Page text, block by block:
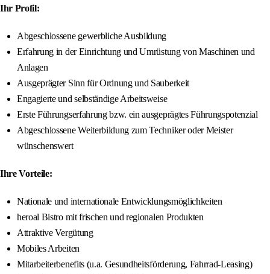
Ihr Profil:
Abgeschlossene gewerbliche Ausbildung
Erfahrung in der Einrichtung und Umrüstung von Maschinen und
Anlagen
Ausgeprägter Sinn für Ordnung und Sauberkeit
Engagierte und selbständige Arbeitsweise
Erste Führungserfahrung bzw. ein ausgeprägtes Führungspotenzial
Abgeschlossene Weiterbildung zum Techniker oder Meister
wünschenswert
Ihre Vorteile:
Nationale und internationale Entwicklungsmöglichkeiten
heroal Bistro mit frischen und regionalen Produkten
Attraktive Vergütung
Mobiles Arbeiten
Mitarbeiterbenefits (u.a. Gesundheitsförderung, Fahrrad-Leasing)